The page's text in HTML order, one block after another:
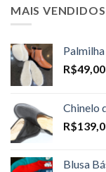
MAIS VENDIDOS
R$49,00
Chinelo
R$
Blusa